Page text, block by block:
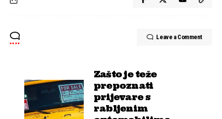
Leave a Comment
Zašto je teže
prepoznati
prijevare s
rabljenim